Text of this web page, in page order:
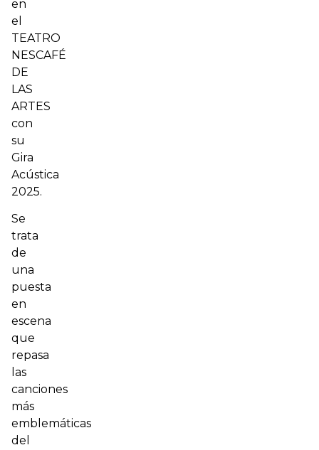
en
el
TEATRO
NESCAFÉ
DE
LAS
ARTES
con
su
Gira
Acústica
2025.
Se
trata
de
una
puesta
en
escena
que
repasa
las
canciones
más
emblemáticas
del